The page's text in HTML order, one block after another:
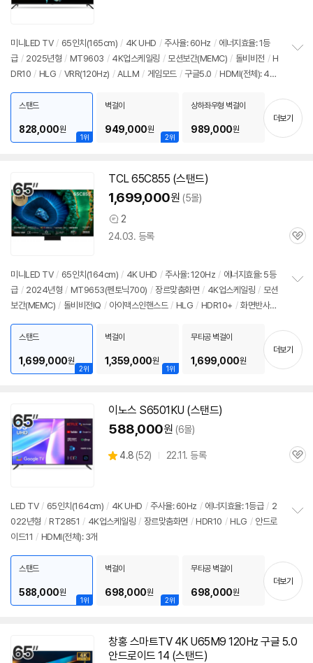
미니LED TV / 65인치 (165cm) / 4K UHD / 주사율: 60Hz / 에너지효율: 1등
급 / 2025년형 / MT9603 / 4K업스케일링 / 모션보간(MEMC) / 돌비비전 / H
DR10 / HLG / VRR(120Hz) / ALLM / 게임모드 / 구글5.0 / HDMI(전체): 4
기
1위
스탠드
828,000원
2위
벽걸이
949,000원
상하좌우형 벽걸이
989,000원
더보기
TCL 65C855 (스탠드)
1,699,000원 (5몰)
상
품
2
24.03. 등록
관
미니LED TV / 65인치 (164cm) / 4K UHD / 주사율: 120Hz / 에너지효율: 5등
급 / 2024년형 / MT9653(펜토닉700) / 장르맞춤화면 / 4K업스케일링 / 모션
보간(MEMC) / 돌비비전IQ / 아이맥스인핸스드 / HLG / HDR10+ / 화면반사방
/ HDMI(전체): 4개
기
2위
스탠드
1,699,000원
1위
벽걸이
1,359,000원
무타공 벽걸이
1,699,000원
더보기
이노스 S6501KU (스탠드)
588,000원 (6몰)
별
4.8 (상
뷰
52) 22.11. 등록
관
LED TV / 65인치 (164cm) / 4K UHD / 주사율: 60Hz / 에너지효율: 1등급 / 2
022년형 / RT2851 / 4K업스케일링 / 장르맞춤화면 / HDR10 / HLG / 안드로
이드11 / HDMI(전체): 3개
기
1위
스탠드
588,000원
2위
벽걸이
698,000원
무타공 벽걸이
698,000원
더보기
창홍 스마트TV4K U65M9 120Hz 구글 5.0
안드로이드 14 (스탠드)